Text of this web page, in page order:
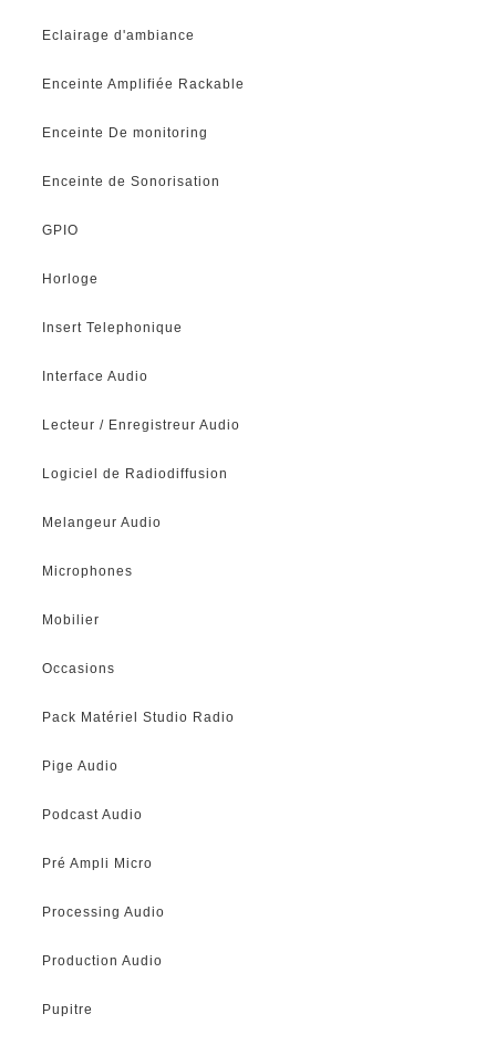
Eclairage d'ambiance
Enceinte Amplifiée Rackable
Enceinte De monitoring
Enceinte de Sonorisation
GPIO
Horloge
Insert Telephonique
Interface Audio
Lecteur / Enregistreur Audio
Logiciel de Radiodiffusion
Melangeur Audio
Microphones
Mobilier
Occasions
Pack Matériel Studio Radio
Pige Audio
Podcast Audio
Pré Ampli Micro
Processing Audio
Production Audio
Pupitre